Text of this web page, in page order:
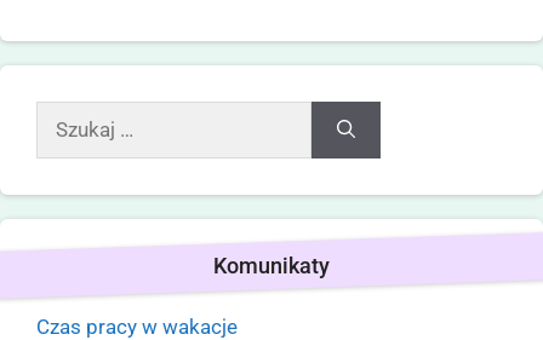
Komunikaty
Czas pracy w wakacje